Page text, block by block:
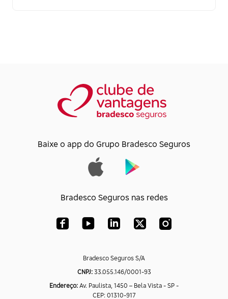
Baixe o app do Grupo Bradesco Seguros
Bradesco Seguros nas redes
Bradesco Seguros S/A
CNPJ:33.055.146/0001-93
Endereço: Av. Paulista, 1450 – Bela Vista - SP -
CEP: 01310-917